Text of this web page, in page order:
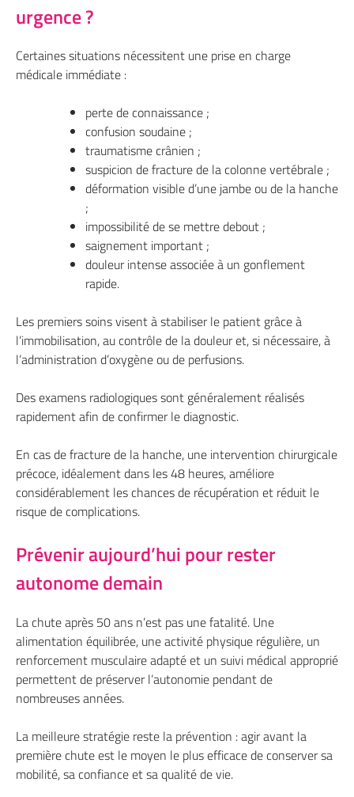
urgence ?
Certaines situations nécessitent une prise en charge
médicale immédiate :
perte de connaissance ;
confusion soudaine ;
traumatisme crânien ;
suspicion de fracture de la colonne vertébrale ;
déformation visible d’une jambe ou de la hanche
;
impossibilité de se mettre debout ;
saignement important ;
douleur intense associée à un gonflement
rapide.
Les premiers soins visent à stabiliser le patient grâce à
l’immobilisation, au contrôle de la douleur et, si nécessaire, à
l’administration d’oxygène ou de perfusions.
Des examens radiologiques sont généralement réalisés
rapidement afin de confirmer le diagnostic.
En cas de fracture de la hanche, une intervention chirurgicale
précoce, idéalement dans les 48 heures, améliore
considérablement les chances de récupération et réduit le
risque de complications.
Prévenir aujourd’hui pour rester
autonome demain
La chute après 50 ans n’est pas une fatalité. Une
alimentation équilibrée, une activité physique régulière, un
renforcement musculaire adapté et un suivi médical approprié
permettent de préserver l’autonomie pendant de
nombreuses années.
La meilleure stratégie reste la prévention : agir avant la
première chute est le moyen le plus efficace de conserver sa
mobilité, sa confiance et sa qualité de vie.